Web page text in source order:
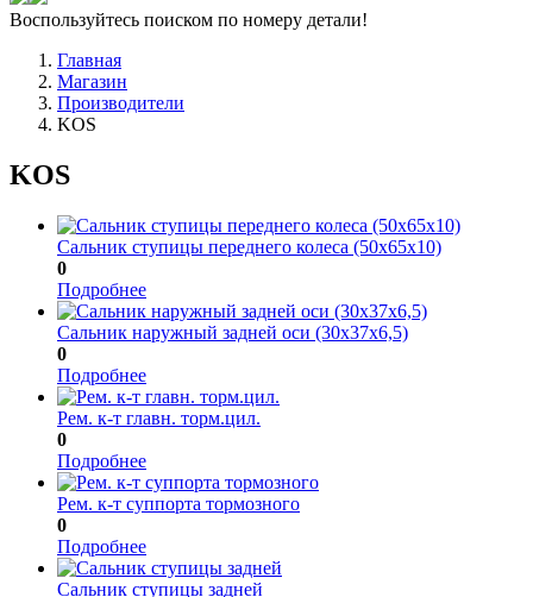
Воспользуйтесь поиском по номеру детали!
Главная
Магазин
Производители
KOS
KOS
Сальник ступицы переднего колеса (50х65х10)
0
Подробнее
Сальник наружный задней оси (30х37х6,5)
0
Подробнее
Рем. к-т главн. торм.цил.
0
Подробнее
Рем. к-т суппорта тормозного
0
Подробнее
Сальник ступицы задней